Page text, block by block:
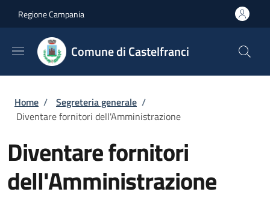
Regione Campania
Comune di Castelfranci
Briciole di pane
Home / Segreteria generale /
Diventare fornitori dell'Amministrazione
Diventare fornitori
dell'Amministrazione